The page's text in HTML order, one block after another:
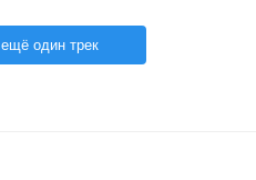
один трек